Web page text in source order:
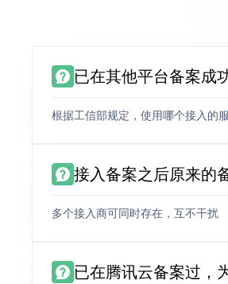
已在其他平台备案成
根据工信部规定，使用哪个接入的
接入备案之后原来的
多个接入商可同时存在，互不干扰
已在腾讯云备案过，